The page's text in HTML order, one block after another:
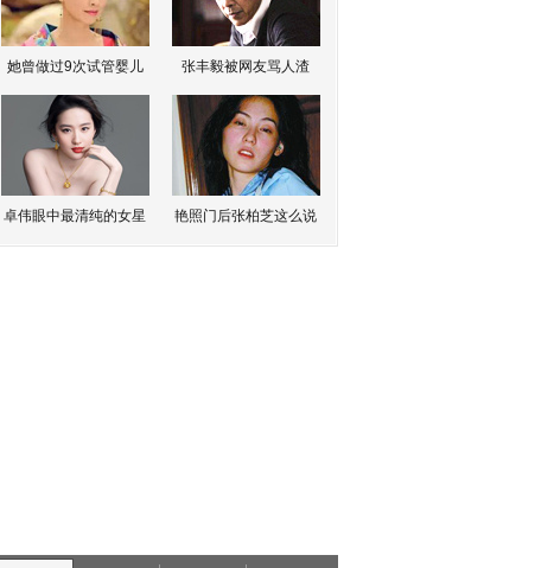
她曾做过9次试管婴儿 张丰毅被网友骂人渣
卓伟眼中最清纯的女星 艳照门后张柏芝这么说